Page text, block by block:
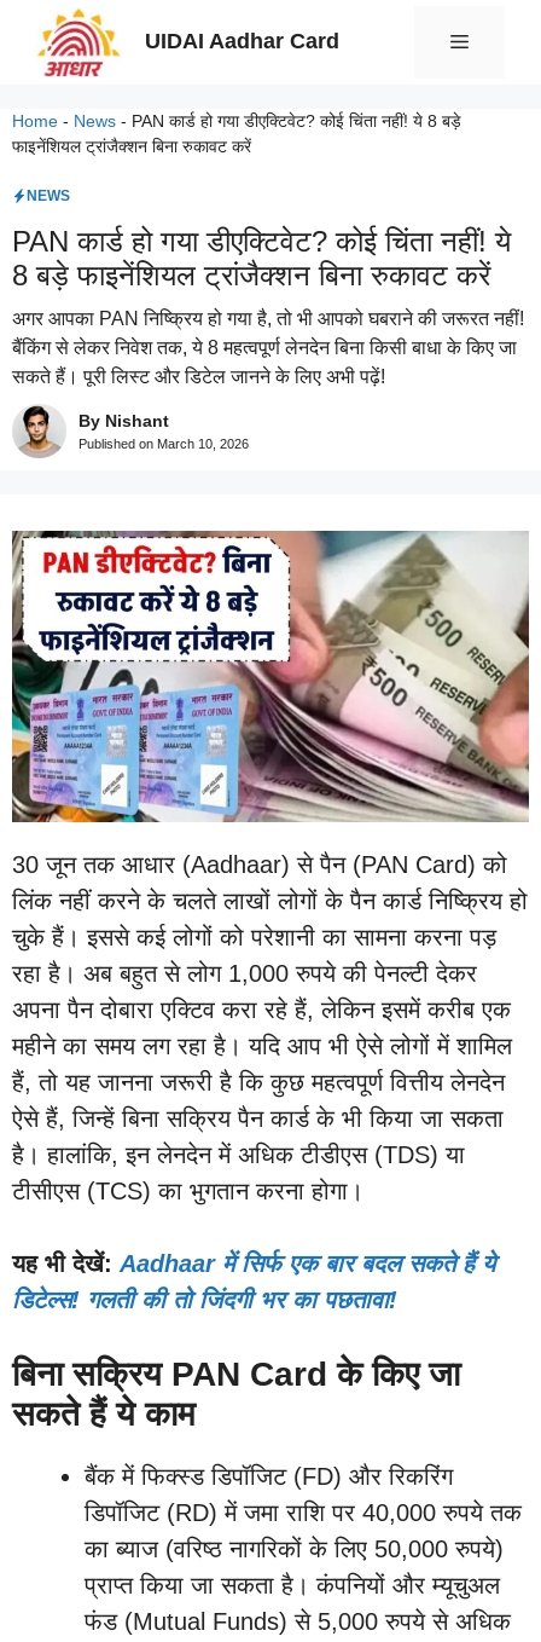
UIDAI Aadhar Card Menu
Home - News - PAN कार्ड हो गया डीएक्टिवेट? कोई चिंता नहीं! ये 8 बड़े
फाइनेंशियल ट्रांजैक्शन बिना रुकावट करें
NEWS
PAN कार्ड हो गया डीएक्टिवेट? कोई चिंता नहीं! ये
8 बड़े फाइनेंशियल ट्रांजैक्शन बिना रुकावट करें
अगर आपका PAN निष्क्रिय हो गया है, तो भी आपको घबराने की जरूरत नहीं!
बैंकिंग से लेकर निवेश तक, ये 8 महत्वपूर्ण लेनदेन बिना किसी बाधा के किए जा
सकते हैं। पूरी लिस्ट और डिटेल जानने के लिए अभी पढ़ें!
By Nishant
Published on March 10, 2026
30 जून तक आधार (Aadhaar) से पैन (PAN Card) को
लिंक नहीं करने के चलते लाखों लोगों के पैन कार्ड निष्क्रिय हो
चुके हैं। इससे कई लोगों को परेशानी का सामना करना पड़
रहा है। अब बहुत से लोग 1,000 रुपये की पेनल्टी देकर
अपना पैन दोबारा एक्टिव करा रहे हैं, लेकिन इसमें करीब एक
महीने का समय लग रहा है। यदि आप भी ऐसे लोगों में शामिल
हैं, तो यह जानना जरूरी है कि कुछ महत्वपूर्ण वित्तीय लेनदेन
ऐसे हैं, जिन्हें बिना सक्रिय पैन कार्ड के भी किया जा सकता
है। हालांकि, इन लेनदेन में अधिक टीडीएस (TDS) या
टीसीएस (TCS) का भुगतान करना होगा।
यह भी देखें: Aadhaar में सिर्फ एक बार बदल सकते हैं ये
डिटेल्स! गलती की तो जिंदगी भर का पछतावा!
बिना सक्रिय PAN Card के किए जा
सकते हैं ये काम
बैंक में फिक्स्ड डिपॉजिट (FD) और रिकरिंग
डिपॉजिट (RD) में जमा राशि पर 40,000 रुपये तक
का ब्याज (वरिष्ठ नागरिकों के लिए 50,000 रुपये)
प्राप्त किया जा सकता है। कंपनियों और म्यूचुअल
फंड (Mutual Funds) से 5,000 रुपये से अधिक